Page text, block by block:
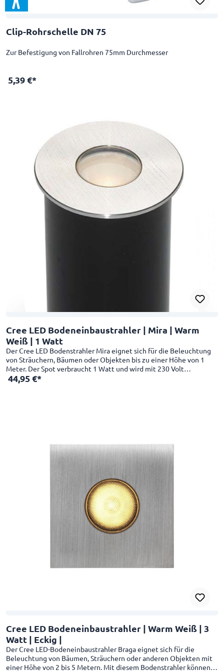
Clip-Rohrschelle DN 75
Zur Befestigung von Fallrohren 75mm Durchmesser
5,39 €*
Cree LED Bodeneinbaustrahler | Mira | Warm
Weiß | 1 Watt
Der Cree LED Bodenstrahler Mira eignet sich für die Beleuchtung
von Sträuchern, Bäumen oder Objekten bis zu einer Höhe von 1
Meter. Der Spot verbraucht 1 Watt und wird mit 230 Volt
betrieben. Haben Sie einen Baum, Strauch oder ein Objekt, das bis
der Bodenstelle ist 1 Meter lang und 3-adrig. Mit seinem
warmweißen Lichtstrahl (2700k) schafft der Mira-Strahler ein
Leuchtwinkel dieses Bodenspots beträgt 30°. Das 3-adrige Kabel,
das am Mira-Erdungspunkt befestigt ist, muss direkt mit dem 230-
Volt-Erdungskabel verbunden werden. Unsere wasserdichten
Kabelverbinder können verwendet werden, um den Mira-
Erdungspunkt mit dem 230-Volt-Kabel zu verbinden. Diese sind
nicht im Lieferumfang enthalten und müssen separat in unserem
Webshop bestellt werden. Planen Sie, diesen Erdungspunkt mit
zu machen und zu sehen, was Sie tun können und wollen. Der Cree
44,95 €*
Cree LED Bodeneinbaustrahler | Warm Weiß | 3
Watt | Eckig |
Der Cree LED-Bodeneinbaustrahler Braga eignet sich für die
Beleuchtung von Bäumen, Sträuchern oder anderen Objekten mit
einer Höhe von 2 bis 5 Metern. Mit diesem Bodenstrahler können